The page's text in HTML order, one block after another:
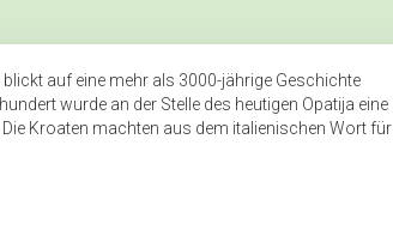
auf eine mehr als 3000-jährige Geschichte
wurde an der Stelle des heutigen Opatija eine
Kroaten machten aus dem italienischen Wort für